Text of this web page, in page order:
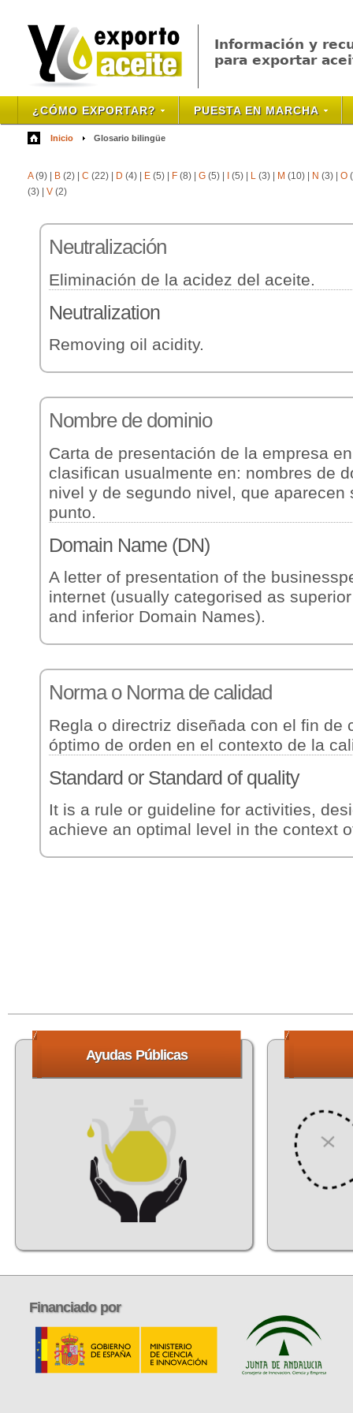
Información y
para exportar
¿CÓMO EXPORTAR? PUESTA EN MARCHA
Inicio Glosario bilingüe
A(9) B (2) C (22) D (4) E (5) F (8) G (5) (5) L (3) M (10) N (3) O
(3)
V (2)
Neutralización
Eliminación de la acidez del aceite.
Neutralization
Removing oil acidity.
Nombrede dominio
Carta de presentación de la empresa
clasifican usualmente en: nombres de
nivel y de segundo nivel, que aparecen
punto.
Domain Name (DN)
A letter of presentation of the
internet (usually categorised as
and inferior Domain Names).
Normao Norma de calidad
Regla o directriz diseñada con el fin de
óptimo de orden en el contexto de la
Standard or Standard of quality
It is a rule or guideline for activities,
achieve an optimal level in the context
AyudasPúblicas
Financiadopor